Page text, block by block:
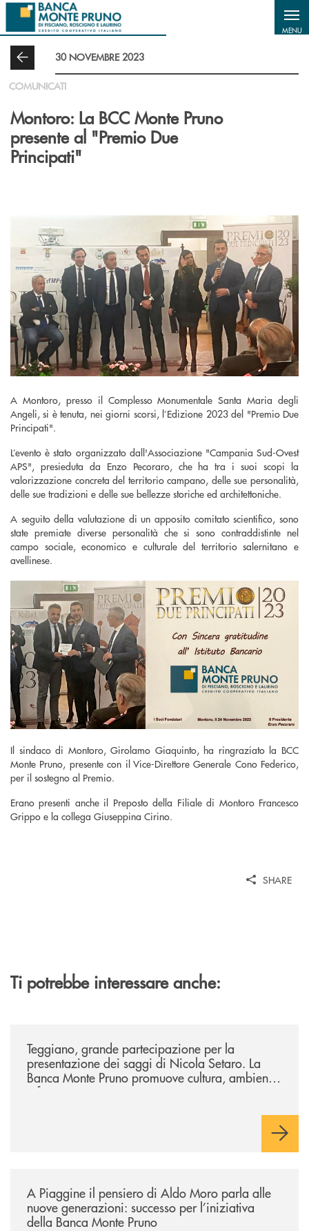
Salta al contenuto principale
MENU
30 NOVEMBRE 2023
COMUNICATI
Montoro: La BCC Monte Pruno
presente al "Premio Due
Principati"
A Montoro, presso il Complesso Monumentale Santa Maria degli
Angeli, si è tenuta, nei giorni scorsi, l’Edizione 2023 del "Premio Due
Principati".
L’evento è stato organizzato dall'Associazione "Campania Sud-Ovest
APS", presieduta da Enzo Pecoraro, che ha tra i suoi scopi la
valorizzazione concreta del territorio campano, delle sue personalità,
delle sue tradizioni e delle sue bellezze storiche ed architettoniche.
A seguito della valutazione di un apposito comitato scientifico, sono
state premiate diverse personalità che si sono contraddistinte nel
campo sociale, economico e culturale del territorio salernitano e
avellinese.
Il sindaco di Montoro, Girolamo Giaquinto, ha ringraziato la BCC
Monte Pruno, presente con il Vice-Direttore Generale Cono Federico,
per il sostegno al Premio.
Erano presenti anche il Preposto della Filiale di Montoro Francesco
Grippo e la collega Giuseppina Cirino.
SHARE
Ti potrebbe interessare anche:
Teggiano, grande partecipazione per la
presentazione dei saggi di Nicola Setaro. La
Banca Monte Pruno promuove cultura, ambiente
e futuro
A Piaggine il pensiero di Aldo Moro parla alle
nuove generazioni: successo per l’iniziativa
della Banca Monte Pruno